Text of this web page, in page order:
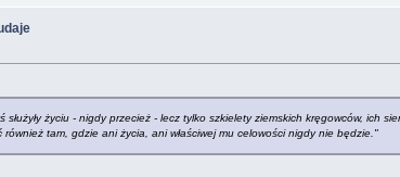
życiu - nigdy przecież - lecz tylko szkielety ziemskich kręgowców, ich
tam, gdzie ani życia, ani właściwej mu celowości nigdy nie będzie."